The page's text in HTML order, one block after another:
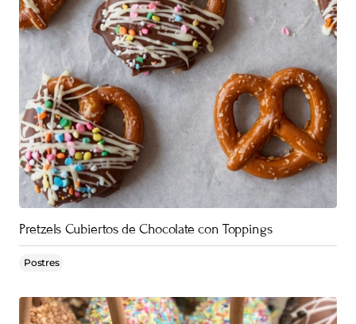
Pretzels Cubiertos de Chocolate con Toppings
Postres